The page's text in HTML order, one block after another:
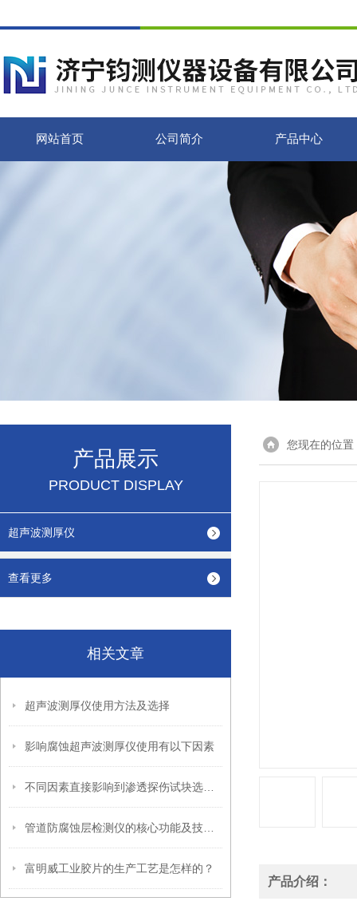
网站首页 公司简介 产品中心
产品展示
PRODUCT DISPLAY
超声波测厚仪
查看更多
相关文章
超声波测厚仪使用方法及选择
影响腐蚀超声波测厚仪使用有以下因素
富明威工业胶片的生产工艺是怎样的？
您现在的位置
产品介绍：